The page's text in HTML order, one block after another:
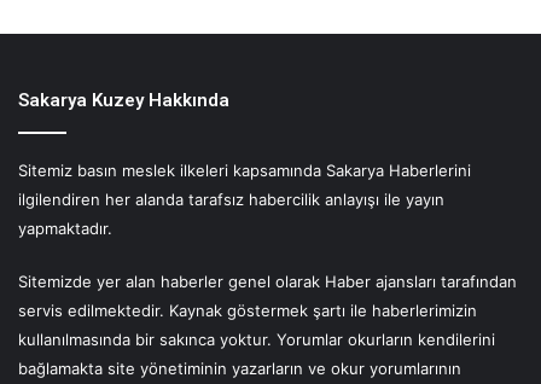
Sakarya Kuzey Hakkında
Sitemiz basın meslek ilkeleri kapsamında Sakarya Haberlerini
ilgilendiren her alanda tarafsız habercilik anlayışı ile yayın
yapmaktadır.
Sitemizde yer alan haberler genel olarak Haber ajansları tarafından
servis edilmektedir. Kaynak göstermek şartı ile haberlerimizin
kullanılmasında bir sakınca yoktur. Yorumlar okurların kendilerini
bağlamakta site yönetiminin yazarların ve okur yorumlarının